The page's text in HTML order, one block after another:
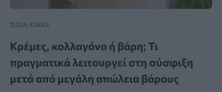
ΠΟΙΑ ΕΙΝΑΙ;
Κρέμες, κολλαγόνο ή βάρη; Τι
πραγματικά λειτουργεί στη σύσφιξη
μετά από μεγάλη απώλεια βάρους